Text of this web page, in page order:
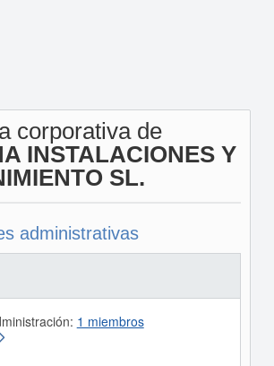
corporativa de
INSTALACIONES Y
SL.
administrativas
1 miembros